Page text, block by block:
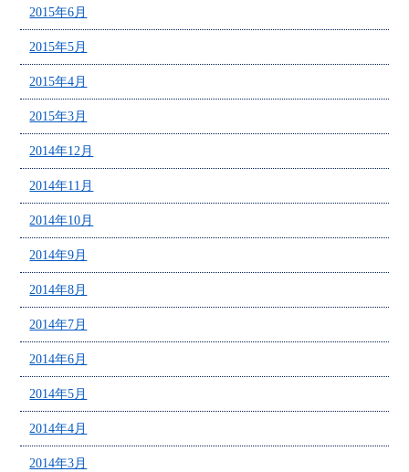
2015年6月
2015年5月
2015年4月
2015年3月
2014年12月
2014年11月
2014年10月
2014年9月
2014年8月
2014年7月
2014年6月
2014年5月
2014年4月
2014年3月